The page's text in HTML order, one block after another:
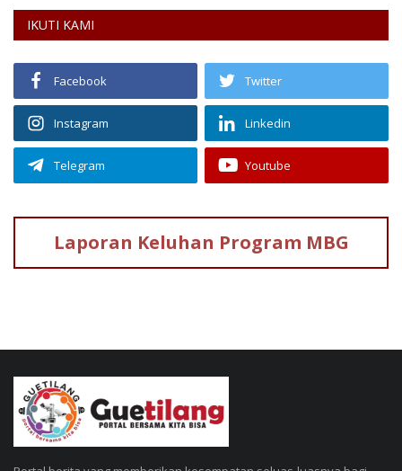
IKUTI KAMI
Facebook Twitter
Instagram Linkedin
Telegram Youtube
Laporan Keluhan Program MBG